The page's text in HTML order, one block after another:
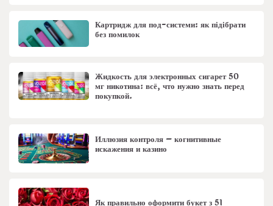
Картридж для под-системи: як підібрати
без помилок
Жидкость для электронных сигарет 50
мг никотина: всё, что нужно знать перед
покупкой.
Иллюзия контроля – когнитивные
искажения и казино
Як правильно оформити букет з 51